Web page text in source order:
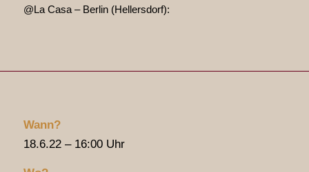
@La Casa – Berlin (Hellersdorf):
Wann?
18.6.22 – 16:00 Uhr